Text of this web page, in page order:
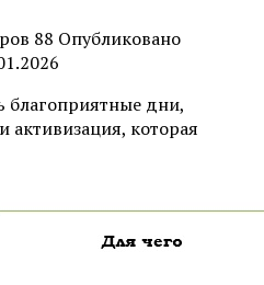
88 Опубликовано
благоприятные дни,
активизация, которая